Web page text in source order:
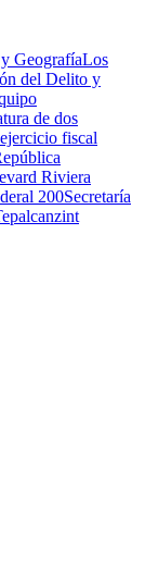
GeografíaLos
del Delito y
de dos
ejercicio fiscal
Riviera
200Secretaría